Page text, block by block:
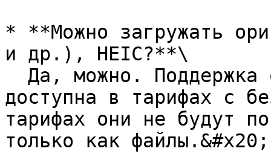
* **Можно загружать
и др.), HEIC?**\
доступна в тарифах с
тарифах они не будут
только как файлы.&#x20;